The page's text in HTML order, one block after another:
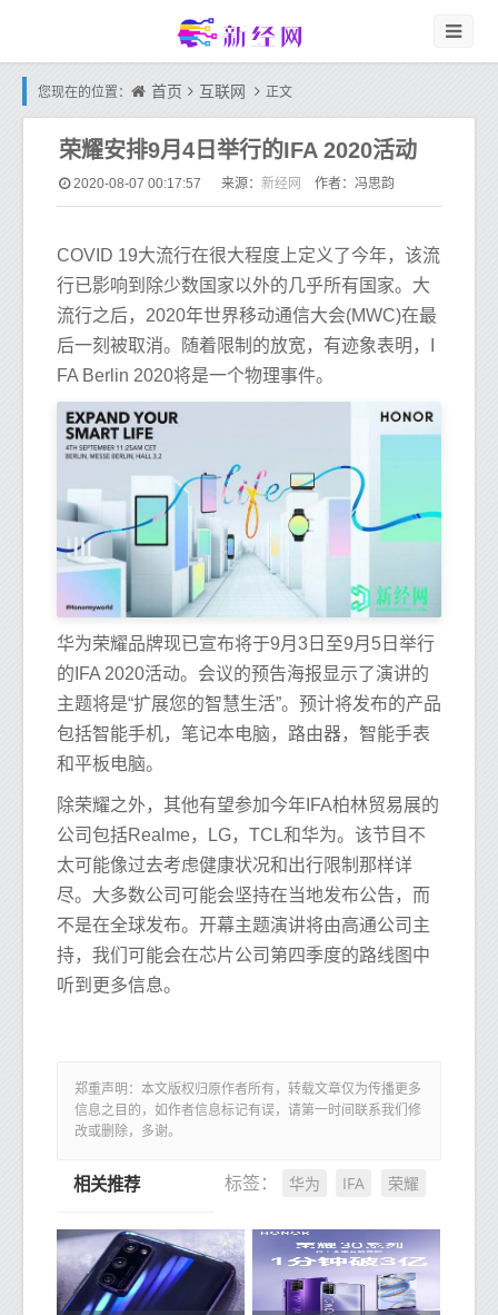
您现在的位置： 首页 互联网 正文
荣耀安排9月4日举行的IFA 2020活动
2020-08-07 00:17:57 来源： 新经网 作者：冯思韵
COVID 19大流行在很大程度上定义了今年，该流
行已影响到除少数国家以外的几乎所有国家。大
流行之后，2020年世界移动通信大会(MWC)在最
后一刻被取消。随着限制的放宽，有迹象表明，I
FA Berlin 2020将是一个物理事件。
华为荣耀品牌现已宣布将于9月3日至9月5日举行
的IFA 2020活动。会议的预告海报显示了演讲的
主题将是“扩展您的智慧生活”。预计将发布的产品
包括智能手机，笔记本电脑，路由器，智能手表
和平板电脑。
除荣耀之外，其他有望参加今年IFA柏林贸易展的
公司包括Realme，LG，TCL和华为。该节目不
太可能像过去考虑健康状况和出行限制那样详
尽。大多数公司可能会坚持在当地发布公告，而
不是在全球发布。开幕主题演讲将由高通公司主
持，我们可能会在芯片公司第四季度的路线图中
听到更多信息。
郑重声明：本文版权归原作者所有，转载文章仅为传播更多
信息之目的，如作者信息标记有误，请第一时间联系我们修
改或删除，多谢。
标签： 华为 IFA 荣耀
相关推荐